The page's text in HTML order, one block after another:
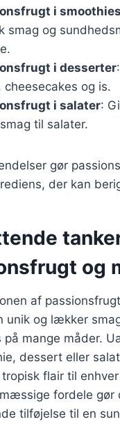
i smoothies
smag og
i desserter
cheesecakes og is.
i salater:
til salater.
gør
der kan
og
af
unik og lækker
på mange måder.
dessert eller
flair til
fordele gør
tilføjelse til en